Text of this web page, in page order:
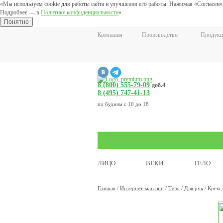
«Мы используем cookie для работы сайта и улучшения его работы. Нажимая
Подробнее — в Политике конфиденциальности».
Понятно
Компания
Производство
8 (800) 555-79-09 доб.4
8 (495) 747-41-13
по будням с 10 до 18
ЛИЦО ВЕКИ ТЕЛО
Главная / Интернет-магазин / Тело / Для рук / Крем